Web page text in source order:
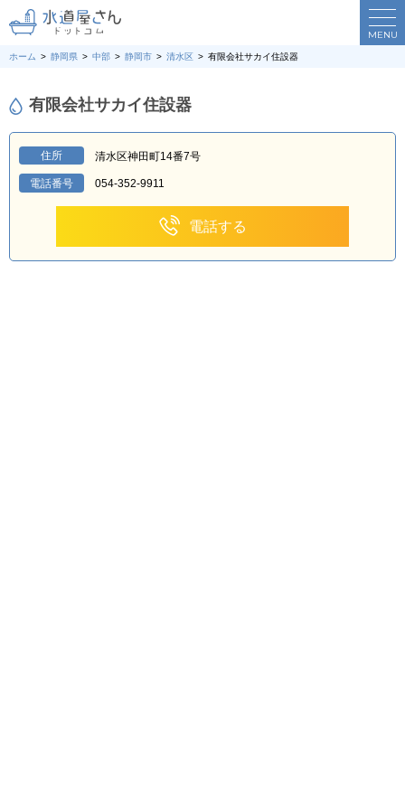
MENU
ホーム 静岡県 中部 静岡市 清水区 有限会社サカイ住設器
有限会社サカイ住設器
住所 清水区神田町14番7号
電話番号 054-352-9911
電話する